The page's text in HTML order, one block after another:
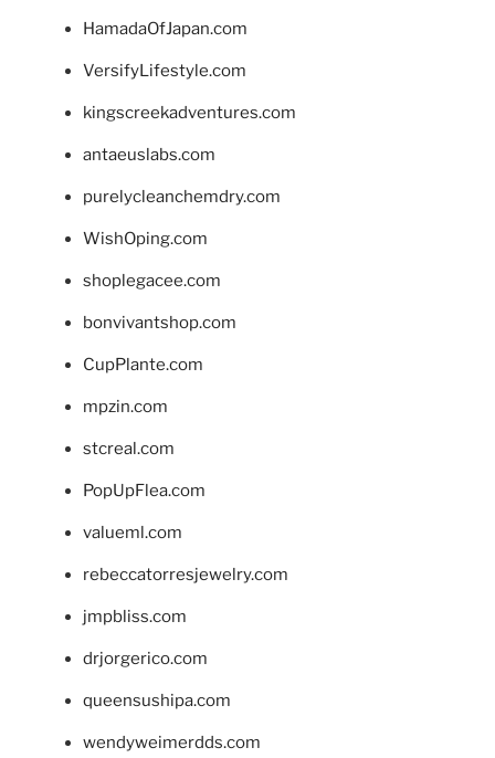
HamadaOfJapan.com
VersifyLifestyle.com
kingscreekadventures.com
antaeuslabs.com
purelycleanchemdry.com
WishOping.com
shoplegacee.com
bonvivantshop.com
CupPlante.com
mpzin.com
stcreal.com
PopUpFlea.com
valueml.com
rebeccatorresjewelry.com
jmpbliss.com
drjorgerico.com
queensushipa.com
wendyweimerdds.com